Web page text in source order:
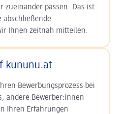
zueinander passen. Das ist
abschließende
Ihnen zeitnah mitteilen.
kununu.at
Bewerbungsprozess bei
andere Bewerber:innen
Ihren Erfahrungen